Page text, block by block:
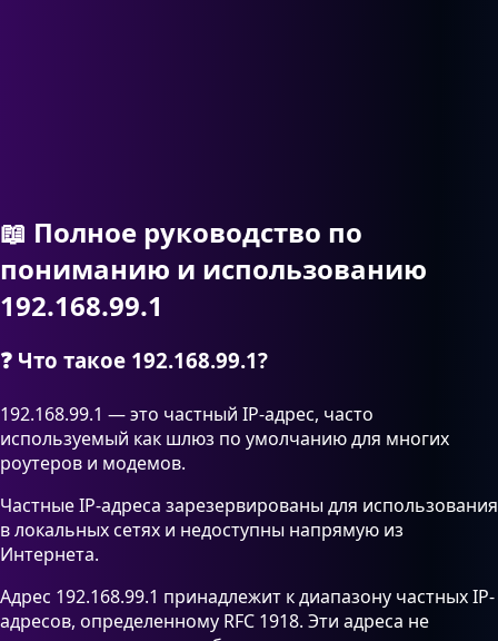
📖 Полное руководство по
пониманию и использованию
192.168.99.1
❓ Что такое 192.168.99.1?
192.168.99.1 — это частный IP-адрес, часто
используемый как шлюз по умолчанию для многих
роутеров и модемов.
Частные IP-адреса зарезервированы для использования
в локальных сетях и недоступны напрямую из
Интернета.
Адрес 192.168.99.1 принадлежит к диапазону частных IP-
адресов, определенному RFC 1918. Эти адреса не